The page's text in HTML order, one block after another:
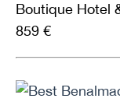
Boutique Hotel
859 €